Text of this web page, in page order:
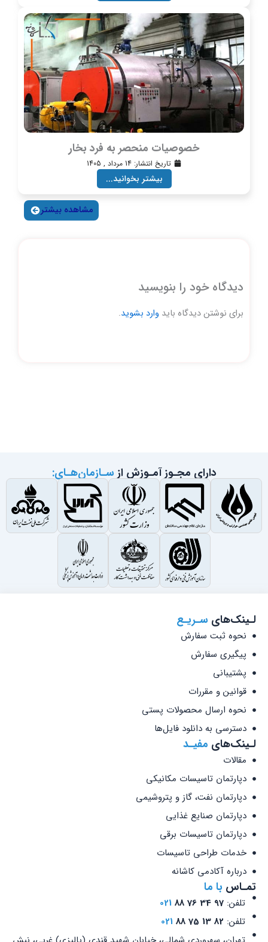
خصوصیات منحصر به فرد بخار
تاریخ انتشار: 14 مرداد , 1405
بیشتر بخوانید...
مشاهده بیشتر
دیدگاه‌ خود را بنویسید
برای نوشتن دیدگاه باید وارد بشوید.
دارای مجـوز آمـوزش از سـازمان‌هـای:
لـینک‌های سـریـع
نحوه ثبت سفارش
پیگیری سفارش
پشتیبانی
قوانین و مقررات
نحوه ارسال محصولات پستی
دسترسی به دانلود فایل‌ها
لـینک‌های مفیـد
مقالات
دپارتمان تاسیسات مکانیکی
دپارتمان نفت، گاز و پتروشیمی
دپارتمان صنایع غذایی
دپارتمان تاسیسات برقی
خدمات طراحی تاسیسات
درباره آکادمی کاشانه
تمـاس با ما
تلفن:97 34 76 88
021
تلفن: 82 13 75 88
021